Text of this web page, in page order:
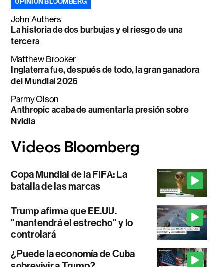
John Authers
La historia de dos burbujas y el riesgo de una
tercera
Matthew Brooker
Inglaterra fue, después de todo, la gran ganadora
del Mundial 2026
Parmy Olson
Anthropic acaba de aumentar la presión sobre
Nvidia
Copa Mundial de la FIFA: La
batalla de las marcas
Trump afirma que EE.UU.
"mantendrá el estrecho" y lo
controlará
¿Puede la economía de Cuba